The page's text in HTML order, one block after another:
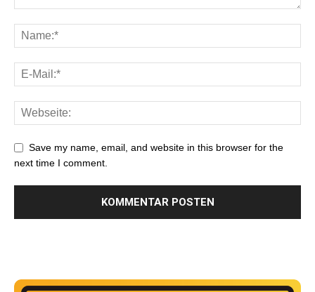
Save my name, email, and website in this browser for the
next time I comment.